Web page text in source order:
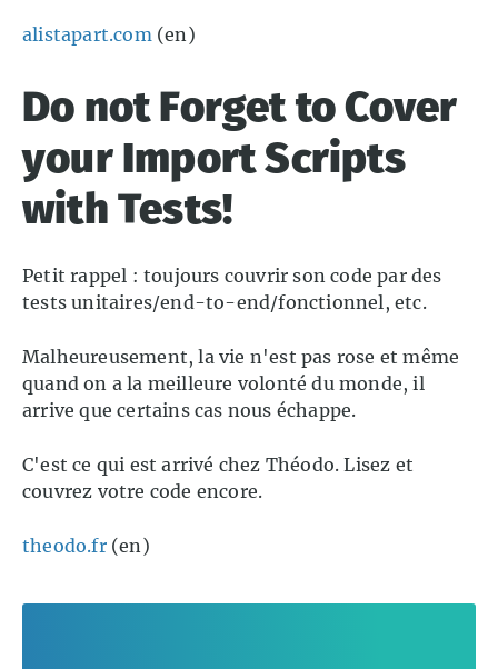
alistapart.com(en)
Do not Forget to Cover
your Import Scripts
with Tests!
Petit rappel : toujours couvrir son code par des
tests unitaires/end-to-end/fonctionnel, etc.
Malheureusement, la vie n'est pas rose et même
quand on a la meilleure volonté du monde, il
arrive que certains cas nous échappe.
C'est ce qui est arrivé chez Théodo. Lisez et
couvrez votre code encore.
theodo.fr(en)